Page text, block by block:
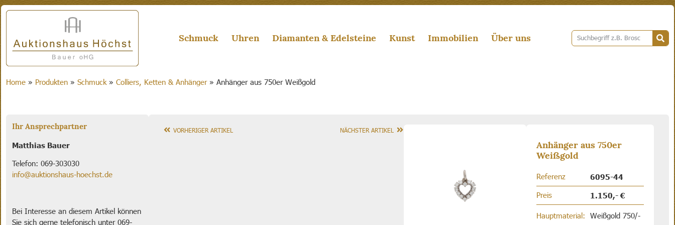
Schmuck Uhren Diamanten & Edelsteine Kunst Immobilien Über uns
Home » Produkten » Schmuck » Colliers, Ketten & Anhänger» Anhänger aus 750er Weißgold
Ihr Ansprechpartner
Matthias Bauer
Telefon: 069-303030
info@auktionshaus-hoechst.de
Bei Interesse an diesem Artikel können
Sie sich gerne telefonisch unter 069-
VORHERIGER ARTIKEL NÄCHSTER ARTIKEL
Anhänger aus 750er
Weißgold
Referenz 6095-44
Preis 1.150,- €
Hauptmaterial: Weißgold 750/-